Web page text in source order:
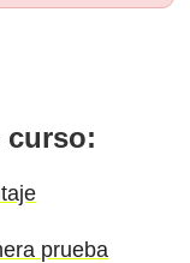
curso:
prueba